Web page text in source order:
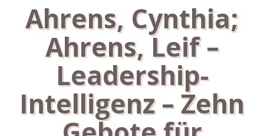
Ahrens, Cynthia;
Ahrens, Leif –
Leadership-
Intelligenz – Zehn